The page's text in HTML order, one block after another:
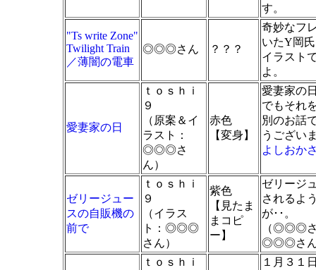
す。
"Ts write Zone"
Twilight Train
／薄闇の電車
◎◎◎さん ？？？
奇妙なフ
いたY岡
イラスト
よ。
愛妻家の日
ｔｏｓｈｉ
９
（原案＆イ
ラスト：
◎◎◎さ
ん）
赤色
【変身】
愛妻家の
でもそれ
別のお話
うござい
よしおか
ゼリージュー
スの自販機の
前で
ｔｏｓｈｉ
９
（イラス
ト：◎◎◎
さん）
紫色
【見たま
まコピ
ー】
ゼリージ
されるよ
が･･。
（◎◎◎さ
◎◎◎さん
ｔｏｓｈｉ
１月３１